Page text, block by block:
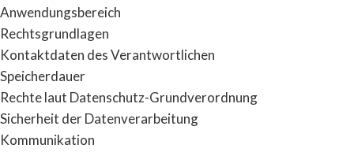
Anwendungsbereich
Rechtsgrundlagen
Kontaktdaten des Verantwortlichen
Speicherdauer
Rechte laut Datenschutz-Grundverordnung
Sicherheit der Datenverarbeitung
Kommunikation